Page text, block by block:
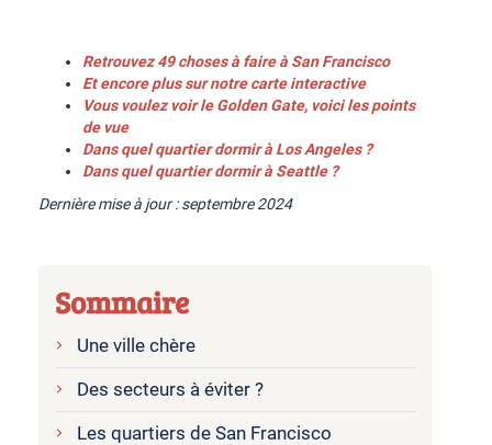
Retrouvez 49 choses à faire à San Francisco
Et encore plus sur notre carte interactive
Vous voulez voir le Golden Gate, voici les points
de vue
Dans quel quartier dormir à Los Angeles ?
Dans quel quartier dormir à Seattle ?
Dernière mise à jour : septembre 2024
Sommaire
Une ville chère
Des secteurs à éviter ?
Les quartiers de San Francisco